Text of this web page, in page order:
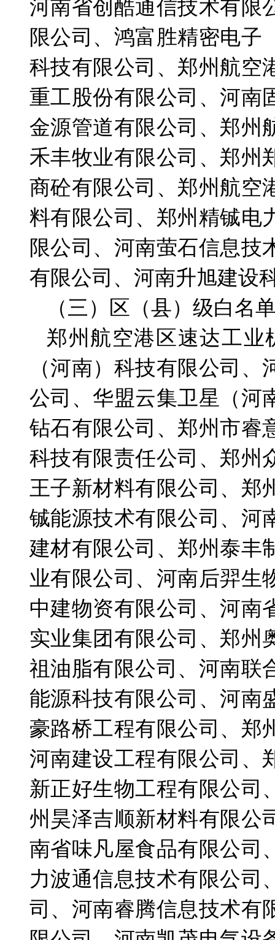
河南省创酷通信技术有限
限公司、鸿富胜精密电子
科技有限公司、郑州航空
重工股份有限公司、河南
金源管道有限公司、郑州
禾丰牧业有限公司、郑州
商砼有限公司、郑州航空
料有限公司、郑州精铖电
限公司、河南萤石信息技
有限公司、河南升旭建设
（三）区（县）级白名
郑州航空港区速达工业
（河南）科技有限公司
公司、华盟云集卫星（河
钻石有限公司、郑州市睿
科技有限责任公司、郑州
王子新材料有限公司、郑
铖能源技术有限公司、河
建材有限公司、郑州泰丰
业有限公司、河南后羿生
中建物资有限公司、河南
实业集团有限公司、郑州
祖油脂有限公司、河南联
能源科技有限公司、河南
豪路桥工程有限公司、郑
河南建设工程有限公司、
新正好生物工程有限公司
州昊泽吉顺新材料有限公
南省味凡屋食品有限公司
力波通信息技术有限公司
司、河南睿腾信息技术有